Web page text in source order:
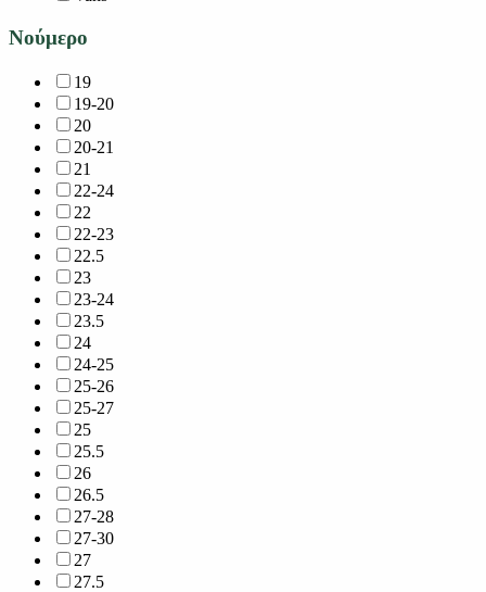
Νούμερο
19
19-20
20
20-21
21
22-24
22
22-23
22.5
23
23-24
23.5
24
24-25
25-26
25-27
25
25.5
26
26.5
27-28
27-30
27
27.5